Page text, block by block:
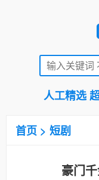
人工精选
首页 > 短剧
豪门